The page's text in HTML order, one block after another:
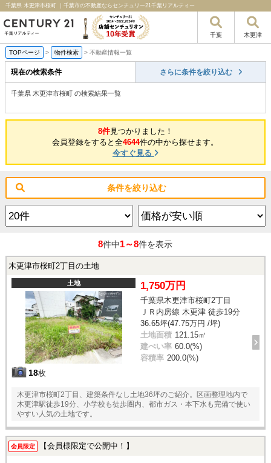
千葉県 木更津市桜町 ｜千葉市の不動産ならセンチュリー21千葉リアルティー
千葉 木更津
TOPページ > 物件検索 > 不動産情報一覧
現在の検索条件 さらに条件を絞り込む
千葉県 木更津市桜町 の検索結果一覧
8件見つかりました！
会員登録をすると全4644件の中から探せます。
今すぐ見る
条件を絞り込む
8件中1～8件を表示
木更津市桜町2丁目の土地
土地
18枚
1,750万円
千葉県木更津市桜町2丁目
ＪＲ内房線 木更津 徒歩19分
36.65坪(47.75万円 /坪)
土地面積 121.15㎡
建ぺい率 60.0(%)
容積率 200.0(%)
木更津市桜町2丁目、建築条件なし土地36坪のご紹介。区画整理地内で
木更津駅徒歩19分、小学校も徒歩圏内、都市ガス・本下水も完備で使い
やすい人気の土地です。
会員限定 【会員様限定で公開中！】